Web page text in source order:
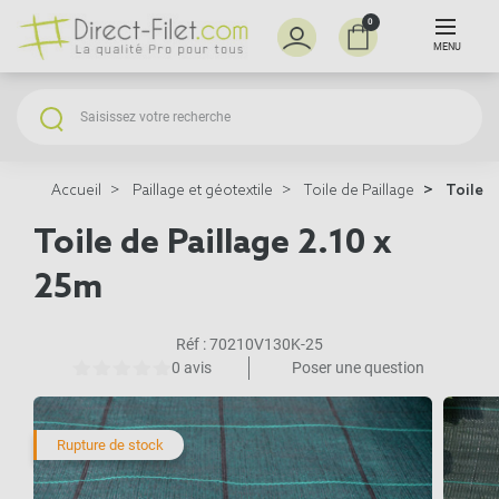
0
MENU
Accueil Paillage et géotextile Toile de Paillage Toile
Toile de Paillage 2.10 x
25m
Réf :70210V130K-25
0 avis
Poser une question
Rupture de stock